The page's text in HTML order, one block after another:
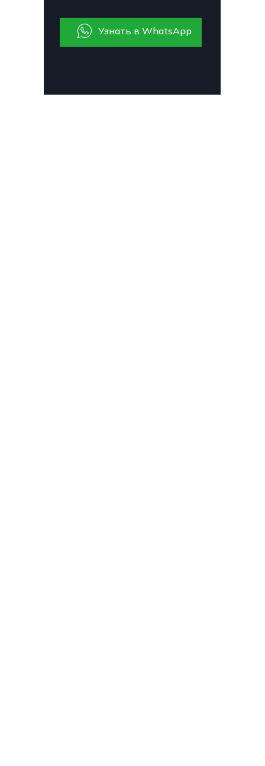
Узнать в WhatsApp